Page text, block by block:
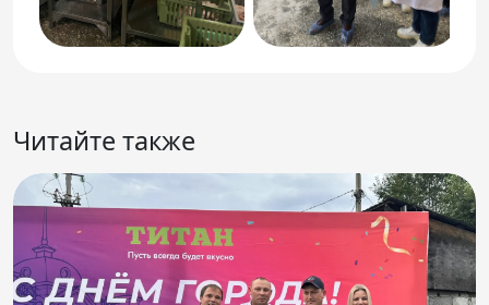
Читайте также